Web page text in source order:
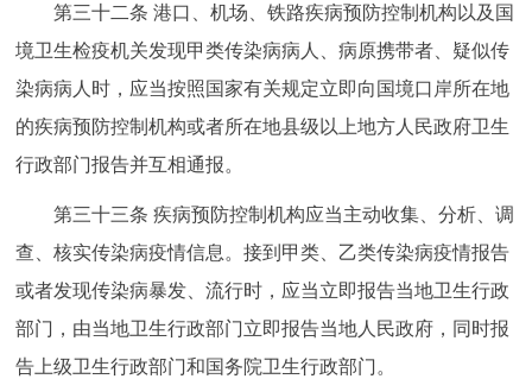
第三十二条 港口、机场、铁路疾病预防控制机构以及国
境卫生检疫机关发现甲类传染病病人、病原携带者、疑似传
染病病人时，应当按照国家有关规定立即向国境口岸所在地
的疾病预防控制机构或者所在地县级以上地方人民政府卫生
行政部门报告并互相通报。
第三十三条 疾病预防控制机构应当主动收集、分析、调
查、核实传染病疫情信息。接到甲类、乙类传染病疫情报告
或者发现传染病暴发、流行时，应当立即报告当地卫生行政
部门，由当地卫生行政部门立即报告当地人民政府，同时报
告上级卫生行政部门和国务院卫生行政部门。